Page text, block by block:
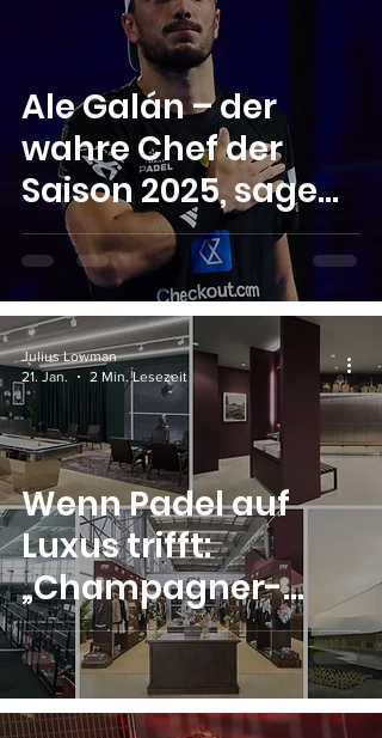
Ale Galán – der
wahre Chef der
Saison 2025, sagen
die Zahlen
Wenn Padel auf
Luxus trifft:
„Champagner-
Padel“ wird in der
Golden Goose
Arena Realität
Julius Lowman
21. Jan.
2 Min. Lesezeit